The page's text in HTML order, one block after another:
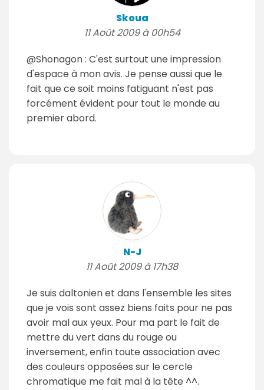
Skoua
11 Août 2009 à 00h54
@Shonagon : C'est surtout une impression
d'espace à mon avis. Je pense aussi que le
fait que ce soit moins fatiguant n'est pas
forcément évident pour tout le monde au
premier abord.
N-J
11 Août 2009 à 17h38
Je suis daltonien et dans l'ensemble les sites
que je vois sont assez biens faits pour ne pas
avoir mal aux yeux. Pour ma part le fait de
mettre du vert dans du rouge ou
inversement, enfin toute association avec
des couleurs opposées sur le cercle
chromatique me fait mal à la tête ^^.